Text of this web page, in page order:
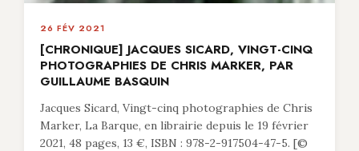
26 FÉV 2021
[CHRONIQUE] JACQUES SICARD, VINGT-CINQ
PHOTOGRAPHIES DE CHRIS MARKER, PAR
GUILLAUME BASQUIN
Jacques Sicard, Vingt-cinq photographies de Chris
Marker, La Barque, en librairie depuis le 19 février
2021, 48 pages, 13 €, ISBN : 978-2-917504-47-5. [©